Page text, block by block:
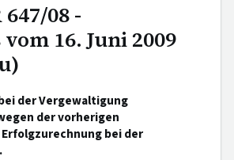
647/08 -
16. Juni 2009
der Vergewaltigung
der vorherigen
bei der